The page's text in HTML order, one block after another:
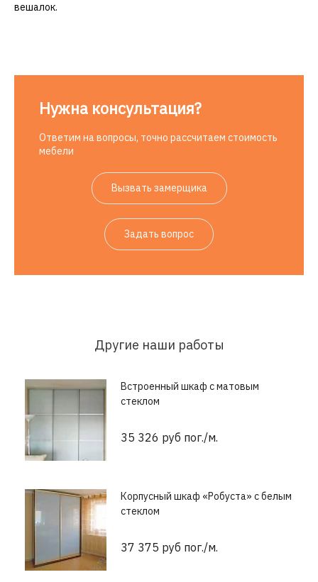
вешалок.
Нужна консультация?
Ответим на вопросы, точно рассчитаем стоимость
мебели
Вызвать замерщика
Задать вопрос
Другие наши работы
Встроенный шкаф с матовым
стеклом
35 326 руб пог./м.
Корпусный шкаф «Робуста» с белым
стеклом
37 375 руб пог./м.